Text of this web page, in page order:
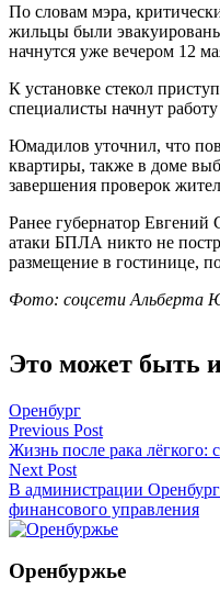
По словам мэра,
жильцы были
начнутся уже вечером 12
К установке стекол
специалисты начнут
Юмадилов уточнил, что
квартиры, также в доме
завершения проверок
Ранее губернатор Евгений
атаки БПЛА никто не
размещение в гостинице,
Фото: соцсети Альберта
Это может быть
Оренбург
Навигация
по
записям
Previous Post
Жизнь после рака лёгкого:
Next Post
В администрации
финансового управления
Оренбуржье